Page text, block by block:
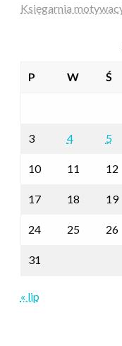
Księgarnia
P W Ś
3 4 5
10 11 12
17 18 19
24 25 26
31
« lip